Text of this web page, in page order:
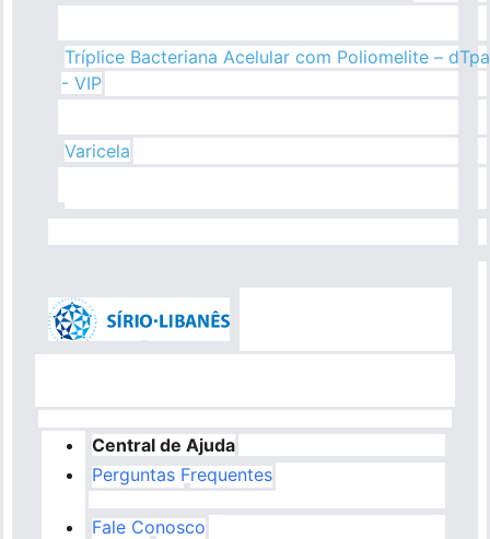
Tríplice Bacteriana Acelular com Poliomelite – dTpa
- VIP
Varicela
Central de Ajuda
Perguntas Frequentes
Fale Conosco